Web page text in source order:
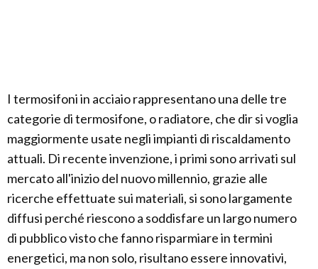
I termosifoni in acciaio rappresentano una delle tre
categorie di termosifone, o radiatore, che dir si voglia
maggiormente usate negli impianti di riscaldamento
attuali. Di recente invenzione, i primi sono arrivati sul
mercato all'inizio del nuovo millennio, grazie alle
ricerche effettuate sui materiali, si sono largamente
diffusi perché riescono a soddisfare un largo numero
di pubblico visto che fanno risparmiare in termini
energetici, ma non solo, risultano essere innovativi,